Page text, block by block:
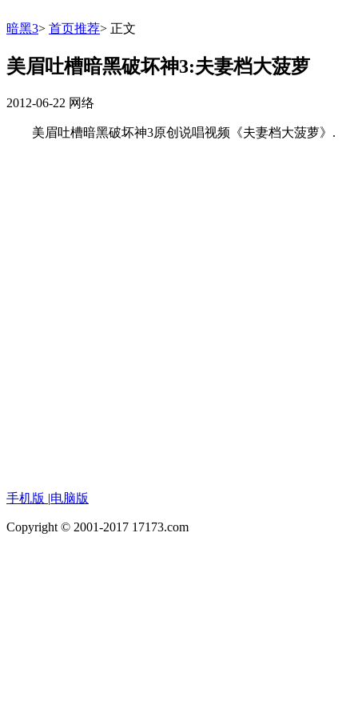
暗黑3> 首页推荐> 正文
美眉吐槽暗黑破坏神3:夫妻档大菠萝
2012-06-22 网络
美眉吐槽暗黑破坏神3原创说唱视频《夫妻档大菠萝》.
手机版 |电脑版
Copyright © 2001-2017 17173.com